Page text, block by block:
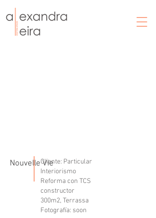
Nouvelle VieCliente: Particular
Interiorismo
Reforma con TCS
constructor
300m2, Terrassa
Fotografía: soon